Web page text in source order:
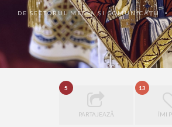
DESECTORUL MEDIA ȘI COMUNICAȚII •
5
PARTAJEAZĂ
13
ÎMI